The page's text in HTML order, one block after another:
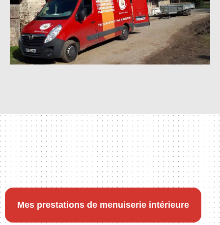
Mes prestations de menuiserie intérieure